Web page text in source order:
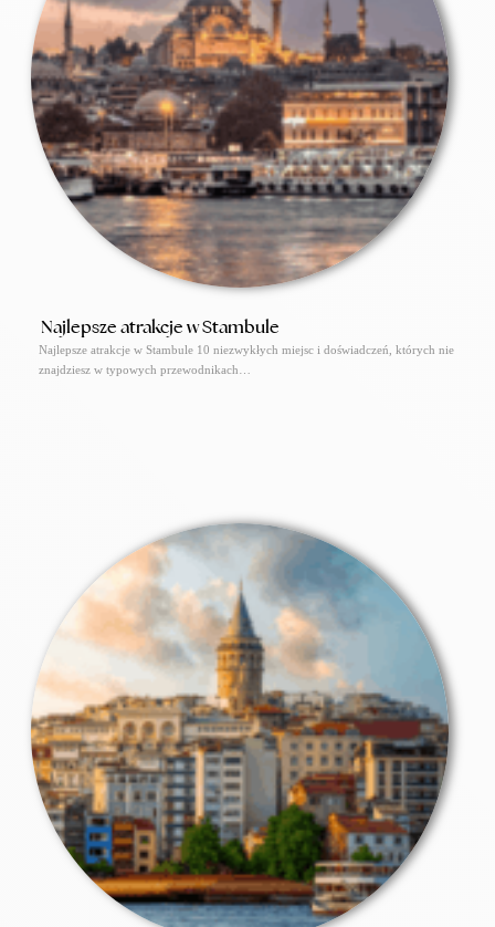
Najlepsze atrakcje w Stambule
Najlepsze atrakcje w Stambule 10 niezwykłych miejsc i doświadczeń, których nie
znajdziesz w typowych przewodnikach…